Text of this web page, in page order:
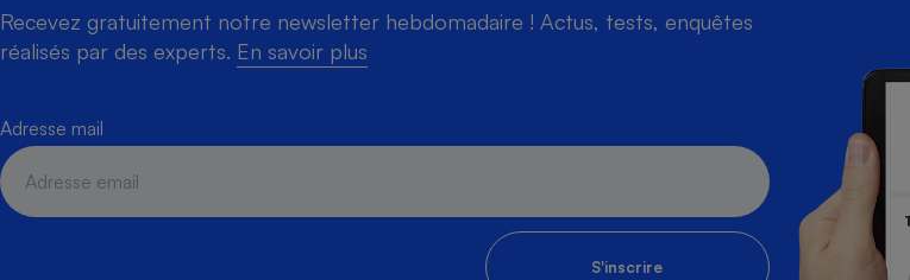
Recevez gratuitement notre newsletter hebdomadaire ! Actus, tests, enquêtes
réalisés par des experts. En savoir plus
Adresse mail
S'inscrire